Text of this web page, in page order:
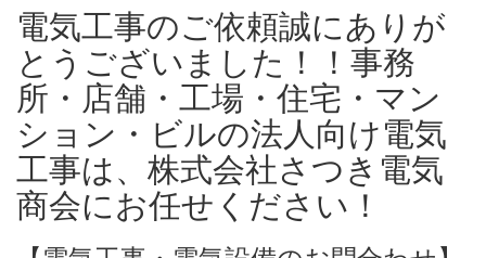
電気工事のご依頼誠にありが
とうございました！！事務
所・店舗・工場・住宅・マン
ション・ビルの法人向け電気
工事は、株式会社さつき電気
商会にお任せください！